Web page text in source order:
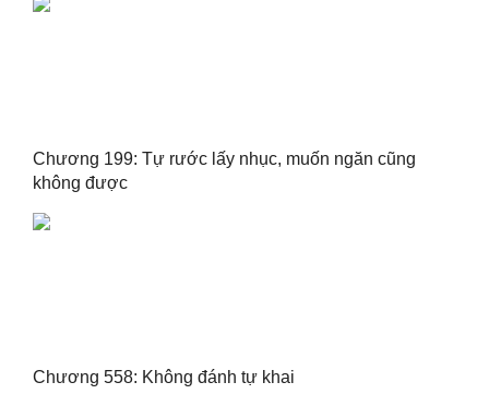
Chương 199: Tự rước lấy nhục, muốn ngăn cũng
không được
Chương 558: Không đánh tự khai